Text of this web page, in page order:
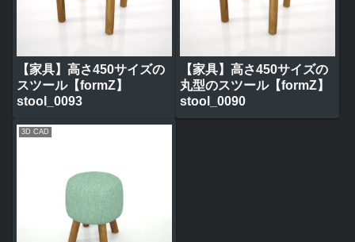
【家具】高さ450サイズの
スツール【formZ】
stool_0093
【家具】高さ450サイズの
丸型のスツール【formZ】
stool_0090
3D CAD